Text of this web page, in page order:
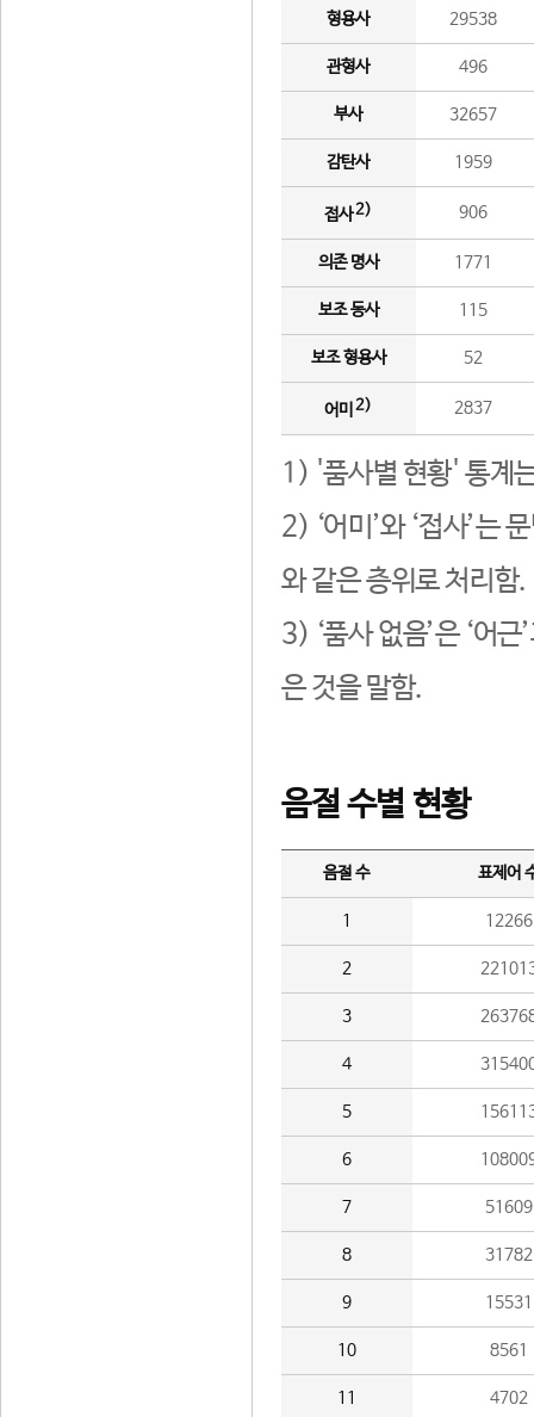
형용사 29538
관형사 496
부사 32657
감탄사 1959
접사2) 906
의존 명사 1771
보조 동사 115
보조 형용사 52
어미 2) 2837
1) '품사별 현황' 통계
2) ‘어미’와 ‘접사’는
와 같은 층위로 처리함.
3) ‘품사 없음’은 ‘어
은 것을 말함.
음절 수별 현황
음절 수 표제어
1 12266
2
3
4
5
6
7 51609
8 31782
9 15531
10 8561
11 4702